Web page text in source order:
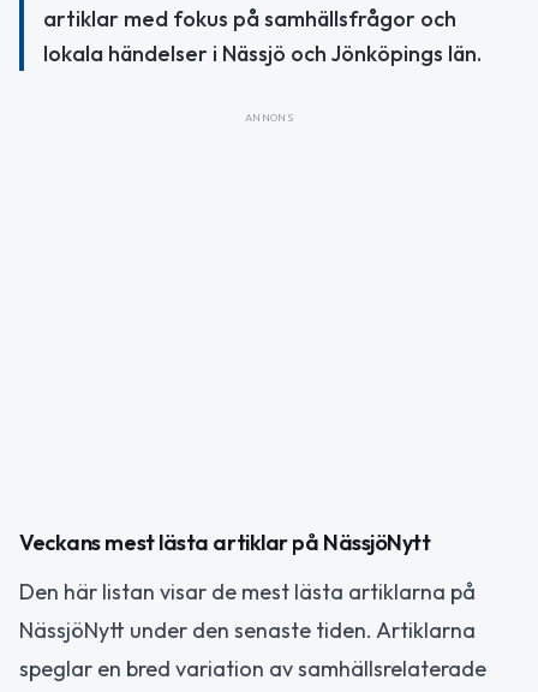
artiklar med fokus på samhällsfrågor och
lokala händelser i Nässjö och Jönköpings län.
ANNONS
Veckans mest lästa artiklar på NässjöNytt
Den här listan visar de mest lästa artiklarna på
NässjöNytt under den senaste tiden. Artiklarna
speglar en bred variation av samhällsrelaterade